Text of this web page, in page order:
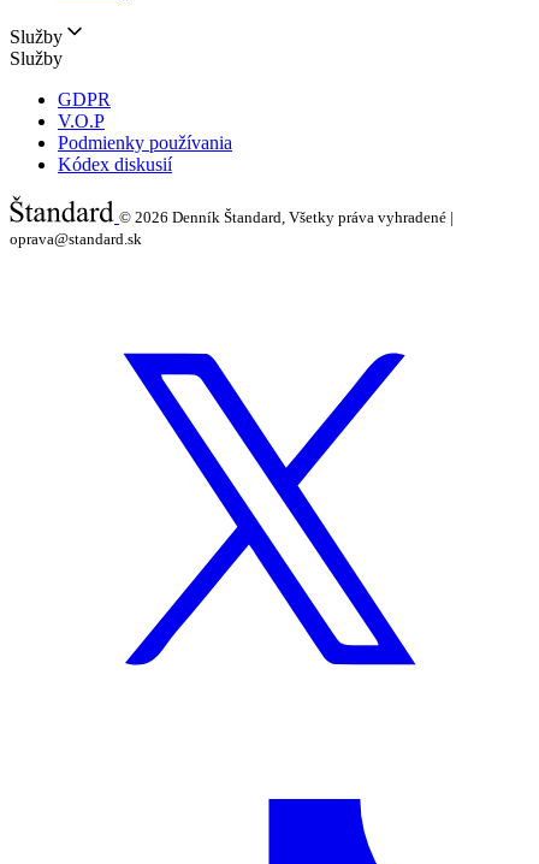
Služby
Služby
GDPR
V.O.P
Podmienky používania
Kódex diskusií
© 2026 Denník Štandard, Všetky práva vyhradené |
oprava@standard.sk